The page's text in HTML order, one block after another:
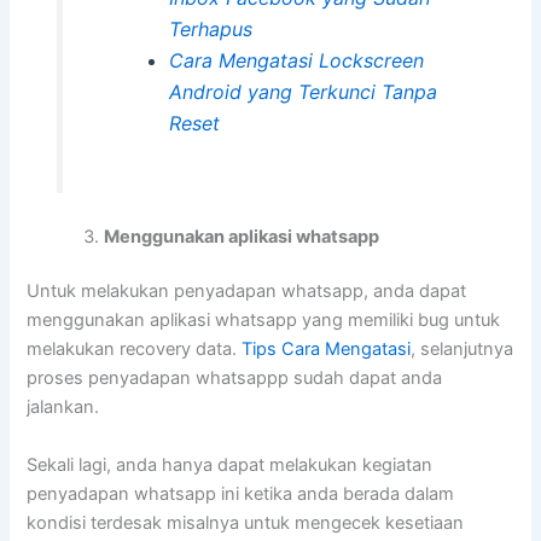
Terhapus
Cara Mengatasi Lockscreen
Android yang Terkunci Tanpa
Reset
Menggunakan aplikasi whatsapp
Untuk melakukan penyadapan whatsapp, anda dapat
menggunakan aplikasi whatsapp yang memiliki bug untuk
melakukan recovery data.Tips Cara Mengatasi, selanjutnya
proses penyadapan whatsappp sudah dapat anda
jalankan.
Sekali lagi, anda hanya dapat melakukan kegiatan
penyadapan whatsapp ini ketika anda berada dalam
kondisi terdesak misalnya untuk mengecek kesetiaan